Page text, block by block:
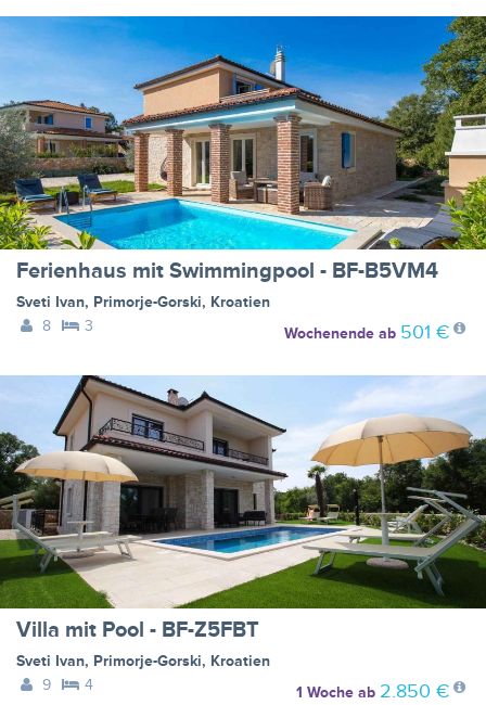
Ferienhaus mit Swimmingpool - BF-B5VM4
Sveti Ivan, Primorje-Gorski, Kroatien
8
3 Wochenendeab 501 €
Villa mit Pool - BF-Z5FBT
Sveti Ivan, Primorje-Gorski, Kroatien
9
4 1 Wocheab 2.850 €